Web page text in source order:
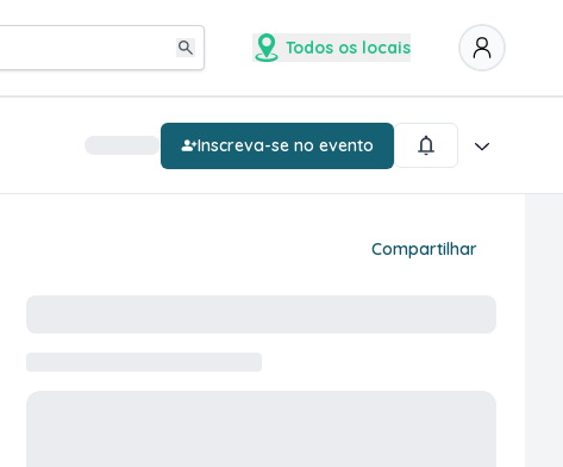
Todos os locais
Inscreva-se no evento
Compartilhar